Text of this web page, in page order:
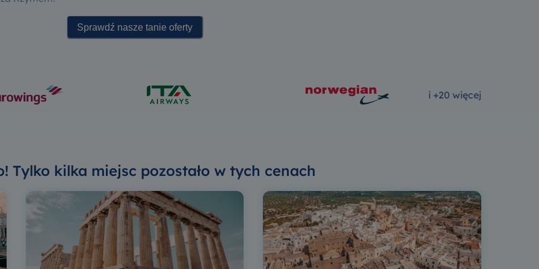
Sprawdź nasze tanie oferty
i +20 więcej
Tylko kilka miejsc pozostało w tych cenach